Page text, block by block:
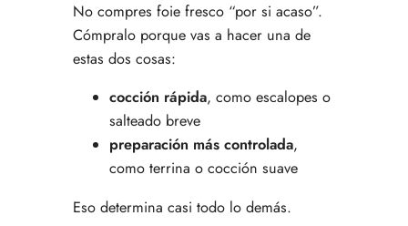
No compres foie fresco “por si acaso”.
Cómpralo porque vas a hacer una de
estas dos cosas:
cocción rápida, como escalopes o
salteado breve
preparación más controlada,
como terrina o cocción suave
Eso determina casi todo lo demás.